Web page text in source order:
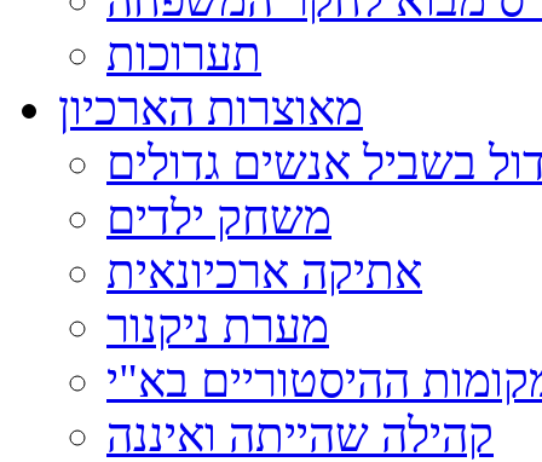
תערוכות
מאוצרות הארכיון
בשביל אנשים גדולים
משחק ילדים
אתיקה ארכיונאית
מערת ניקנור
ההיסטוריים בא"י
קהילה שהייתה ואיננה